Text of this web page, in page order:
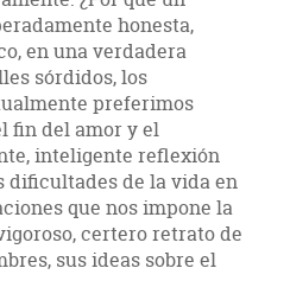
honesta,
en una verdadera
sórdidos, los
preferimos
fin del amor y el
inteligente reflexión
dificultades de la vida en
que nos impone la
certero retrato de
sus ideas sobre el